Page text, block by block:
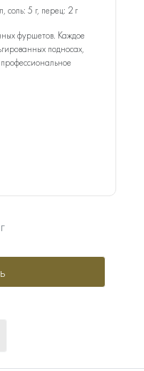
соль: 5 г, перец: 2 г
фуршетов. Каждое
подносах,